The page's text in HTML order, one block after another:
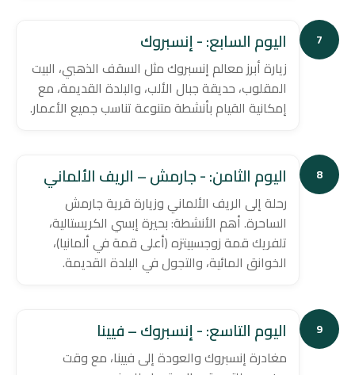
7 اليوم السابع: - إنسبروك
زيارة أبرز معالم إنسبروك مثل السقف الذهبي، البيت
المقلوب، حديقة جبال الألب، والبلدة القديمة، مع
إمكانية القيام بأنشطة متنوعة تناسب جميع الأعمار.
8 اليوم الثامن: - جارمش – الريف الألماني
رحلة إلى الريف الألماني وزيارة قرية جارمش
الساحرة. أهم الأنشطة: بحيرة إبسي الكريستالية،
تلفريك قمة زوجسبيتزه (أعلى قمة في ألمانيا)،
الخوانق المائية، والتجول في البلدة القديمة.
9 اليوم التاسع: - إنسبروك – فيينا
مغادرة إنسبروك والعودة إلى فيينا، مع وقت